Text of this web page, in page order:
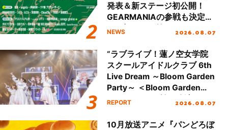
発表＆新ステージ初公開！
GEARMANIAの参戦も決定
し、初となる第3ステージの
NEWS 2026.08.07
“ラブライブ！蓮ノ空女学院
スクールアイドルクラブ 6th
Live Dream ～Bloom Garden
Party～ ＜Bloom Garden
Party Stage／埼玉公演＞”
REPORT 2026.08.07
10月放送アニメ『パンどろぼ